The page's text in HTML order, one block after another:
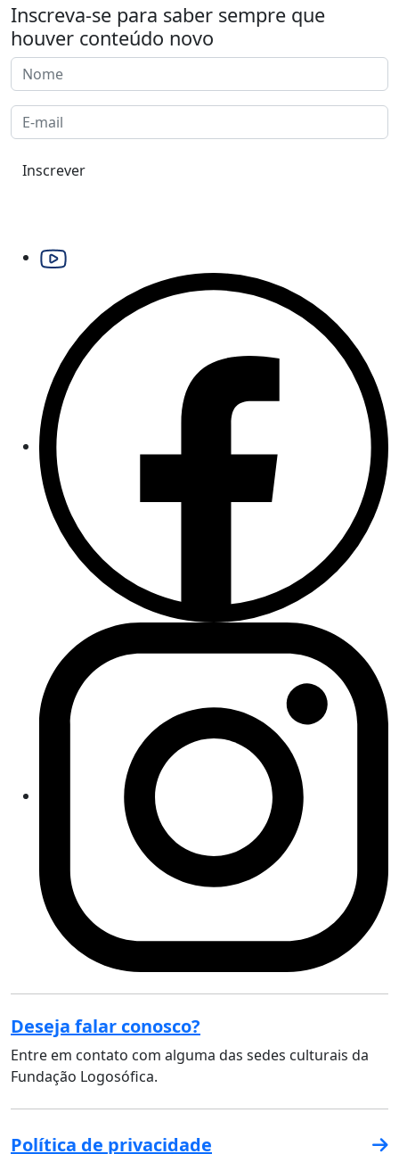
Inscreva-se para saber sempre que
houver conteúdo novo
Inscrever
Deseja falar conosco?
Entre em contato com alguma das sedes culturais da
Fundação Logosófica.
Política de privacidade